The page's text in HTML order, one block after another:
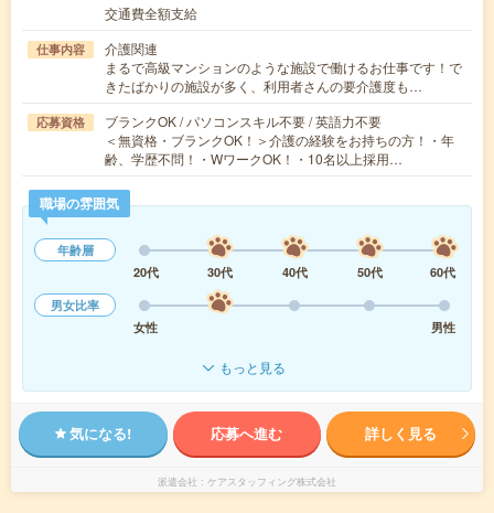
交通費全額支給
仕事内容
介護関連
まるで高級マンションのような施設で働けるお仕事です！で
きたばかりの施設が多く、利用者さんの要介護度も…
応募資格
ブランクOK / パソコンスキル不要 / 英語力不要
＜無資格・ブランクOK！＞介護の経験をお持ちの方！・年
齢、学歴不問！・WワークOK！・10名以上採用…
職場の雰囲気
年齢層
20代
30代 40代 50代
60代
男女比率
女性
男性
もっと見る
気になる! 応募へ進む 詳しく見る
派遣会社 ケアスタッフィング株式会社